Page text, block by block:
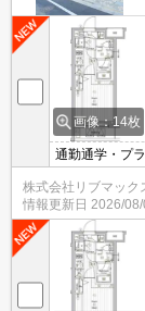
画像：14枚
通勤通学・プ
設備充実☆戸
掲載や空き予
問い合わせく
株式会社リブマック
情報更新日 2026/08/